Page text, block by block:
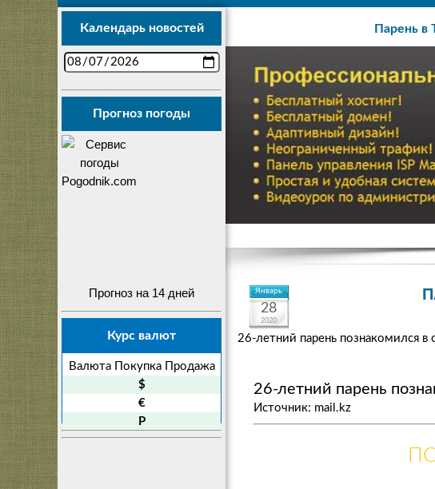
Календарь новостей
Прогноз погоды
Прогноз на 14 дней
Курс валют
Валюта Покупка
Продажа
$
€
P
Парень в
Январь
28
2020
26-летний парень познакомился в
26-летний парень
Источник: mail.kz